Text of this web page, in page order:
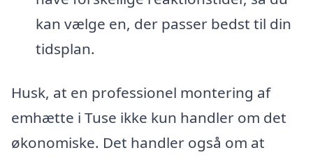
kan vælge en, der passer bedst til din
tidsplan.
Husk, at en professionel montering af
emhætte i Tuse ikke kun handler om det
økonomiske. Det handler også om at